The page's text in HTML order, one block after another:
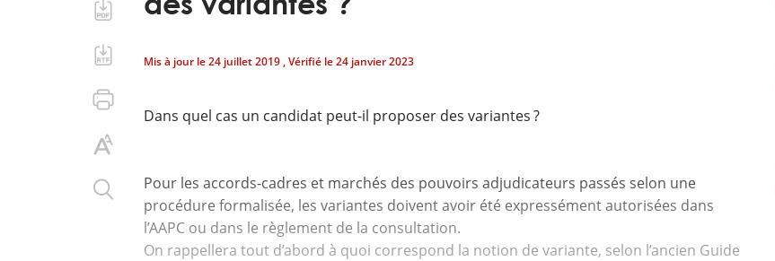
Mis à jour le24 juillet 2019 , Vérifié le24 janvier 2023
Dans quel cas un candidat peut-il proposer des variantes ?
Pour les accords-cadres et marchés des pouvoirs adjudicateurs passés selon une
procédure formalisée, les variantes doivent avoir été expressément autorisées dans
l’AAPC ou dans le règlement de la consultation.
On rappellera tout d’abord à quoi correspond la notion de variante, selon l’ancien Guide